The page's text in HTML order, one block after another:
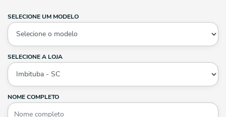
SELECIONE UM MODELO
SELECIONE A LOJA
NOME COMPLETO